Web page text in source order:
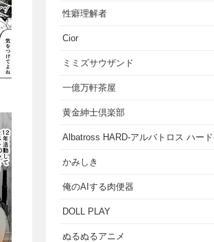
性癖理解者
Cior
ミミズサウザンド
一億万軒茶屋
黄金紳士倶楽部
Albatross HARD‐アルバトロス ハード
かみしき
俺のAIする肉便器
DOLL PLAY
ぬるぬるアニメ